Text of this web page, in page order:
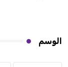
الوسم